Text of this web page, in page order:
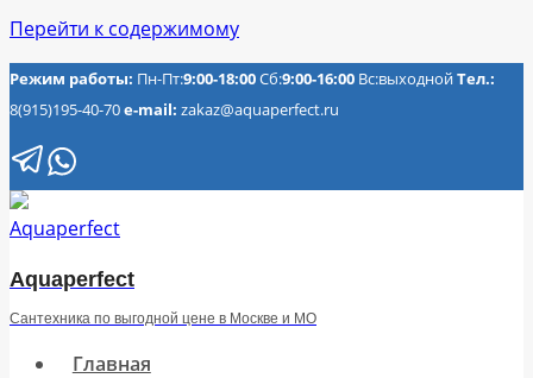
Перейти к содержимому
Режим работы: Пн-Пт:9:00-18:00Сб:9:00-16:00 Вс:выходнойТел.:
8(915)195-40-70e-mail: zakaz@aquaperfect.ru
Aquaperfect
Сантехника по выгодной цене в Москве и МО
Главная